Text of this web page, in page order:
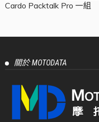
Cardo Packtalk Pro 一組
關於 MOTODATA